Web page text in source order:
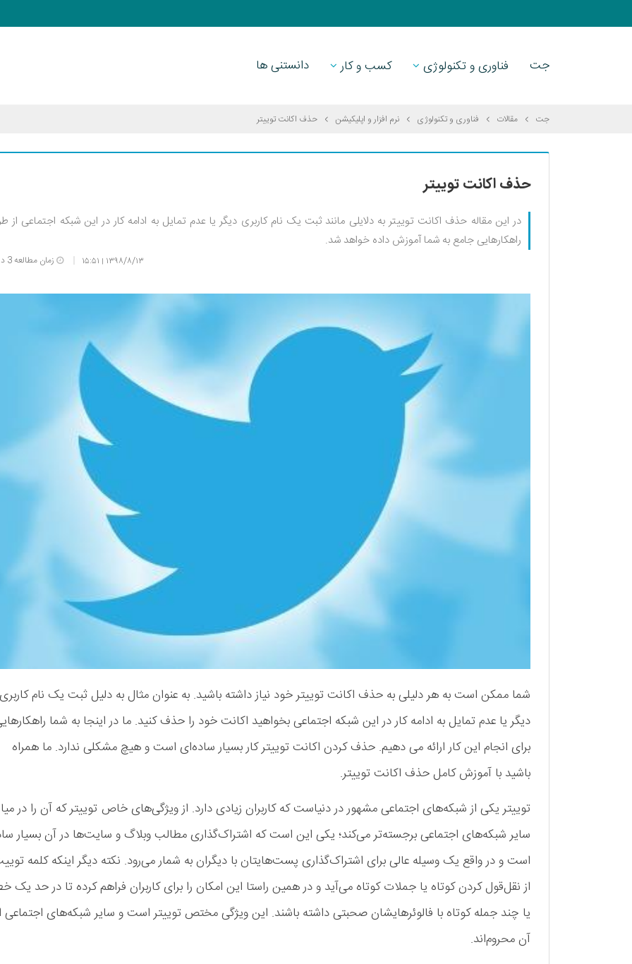
جت فناوری و تکنولوژی کسب و کار دانستنی ها
جت مقالات فناوری و تکنولوژی نرم افزار و اپلیکیشن حذف اکانت توییتر
حذف اکانت توییتر
در این مقاله حذف اکانت توییتر به دلایلی مانند ثبت یک نام کاربری دیگر یا عدم تمایل به ادامه کار در این شبکه اجتماعی از
راهکارهایی جامع به شما آموزش داده خواهد شد.
| زمان مطالعه 3 دقیقه
شما ممکن است به هر دلیلی به حذف اکانت توییتر خود نیاز داشته باشید. به عنوان مثال به دلیل ثبت یک نام کاربری
دیگر یا عدم تمایل به ادامه کار در این شبکه اجتماعی بخواهید اکانت خود را حذف کنید. ما در اینجا به شما
برای انجام این کار ارائه می دهیم. حذف کردن اکانت توییتر کار بسیار ساده‌ای است و هیچ مشکلی ندارد. ما همراه
باشید با آموزش کامل حذف اکانت توییتر.
توییتر یکی از شبکه‌های ‌اجتماعی مشهور در دنیاست که کاربران زیادی دارد. از ویژگی‌های خاص توییتر که آن را در
سایر شبکه‌های اجتماعی برجسته‌تر می‌کند؛ یکی این است که اشتراک‌گذاری مطالب وبلاگ و سایت‌ها در آن بسیار
است و در واقع یک وسیله عالی برای اشتراک‌گذاری پست‌هایتان با دیگران به شمار می‌رود. نکته دیگر اینکه کلمه
از نقل‌قول کردن کوتاه یا جملات کوتاه می‌آید و در همین راستا این امکان را برای کاربران فراهم کرده تا در حد یک
یا چند جمله کوتاه با فالوئرهایشان صحبتی داشته باشند. این ویژگی مختص توییتر است و سایر شبکه‌های اجتماعی
آن محروم‌اند.